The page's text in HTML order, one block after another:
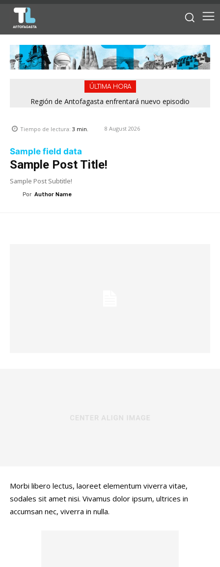
ÚLTIMA HORA
Región de Antofagasta enfrentará nuevo episodio
Bipay explica: Así funciona el pago con tarjetas bancarias en
Tiempo de lectura: 3 min. 8 August 2026
Sample field data
Sample Post Title!
Sample Post Subtitle!
Por Author Name
Morbi libero lectus, laoreet elementum viverra vitae,
sodales sit amet nisi. Vivamus dolor ipsum, ultrices in
accumsan nec, viverra in nulla.